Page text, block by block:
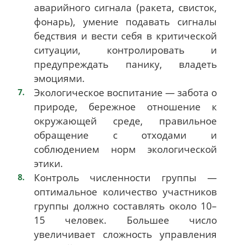
аварийного сигнала (ракета, свисток,
фонарь), умение подавать сигналы
бедствия и вести себя в критической
ситуации, контролировать и
предупреждать панику, владеть
эмоциями.
Экологическое воспитание — забота о
природе, бережное отношение к
окружающей среде, правильное
обращение с отходами и
соблюдением норм экологической
этики.
Контроль численности группы —
оптимальное количество участников
группы должно составлять около 10–
15 человек. Большее число
увеличивает сложность управления